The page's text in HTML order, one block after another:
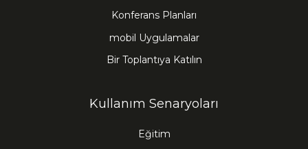
Konferans Planları
mobil Uygulamalar
Bir Toplantıya Katılın
Kullanım Senaryoları
Eğitim